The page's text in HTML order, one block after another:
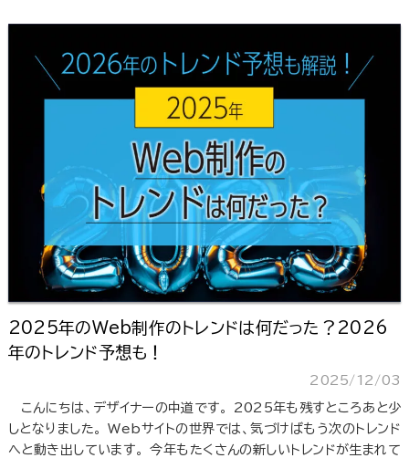
2025年のWeb制作のトレンドは何だった？2026
年のトレンド予想も！
2025/12/03
こんにちは、デザイナーの中道です。 2025年も残すところあと少
しとなりました。 Webサイトの世界では、気づけばもう次のトレンド
へと動き出しています。 今年もたくさんの新しいトレンドが生まれて